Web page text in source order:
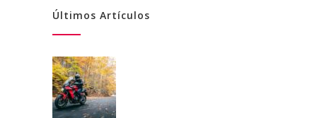
Últimos Artículos